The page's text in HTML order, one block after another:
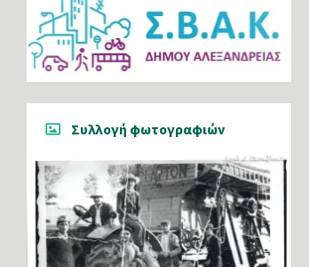
Συλλογή φωτογραφιών